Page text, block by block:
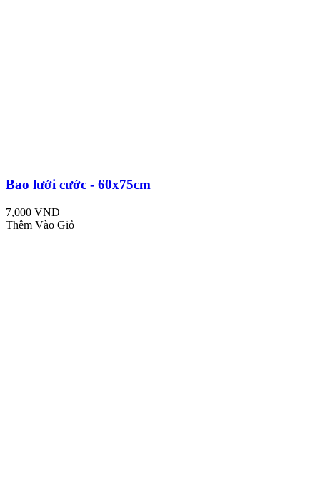
Bao lưới cước - 60x75cm
7,000 VND
Thêm Vào Giỏ